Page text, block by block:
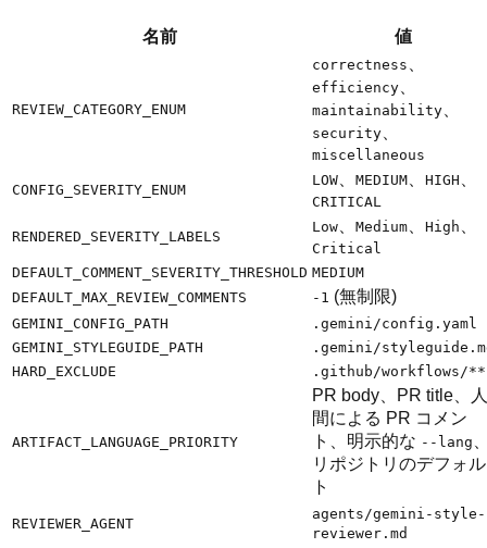
名前 値
REVIEW_CATEGORY_ENUM
correctness
efficiency
maintainability
security
miscellaneous
CONFIG_SEVERITY_ENUM
LOW MEDIUM HIGH
CRITICAL
RENDERED_SEVERITY_LABELS
Low Medium High
Critical
DEFAULT_COMMENT_SEVERITY_THRESHOLD MEDIUM
DEFAULT_MAX_REVIEW_COMMENTS
-1 (無制限)
GEMINI_CONFIG_PATH
.gemini/config.yaml
GEMINI_STYLEGUIDE_PATH
.gemini/
HARD_EXCLUDE
.github/workflows/**
ARTIFACT_LANGUAGE_PRIORITY
PR body、PR title、人
間による PR コメン
ト、明示的な --lang
リポジトリのデフォル
ト
REVIEWER_AGENT
agents/gemini-style-
reviewer.md